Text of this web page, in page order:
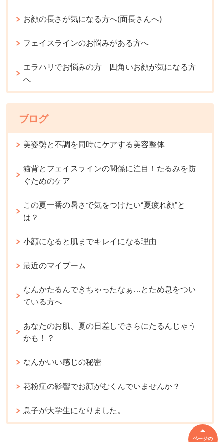
お顔の長さが気になる方へ(面長さんへ)
フェイスラインのお悩みがある方へ
エラハリでお悩みの方 四角いお顔が気になる方
へ
ブログ
美姿勢と不調を同時にケアする美容整体
猫背とフェイスラインの関係に注目！たるみを防
ぐためのケア
この夏一番の暑さで気をつけたい“夏疲れ顔”と
は？
小顔になると肌までキレイになる理由
最近のマイブーム
なんかたるんできちゃったなぁ…とため息をつい
ている方へ
あなたのお肌、夏の日差しでさらにたるんじゃう
かも！？
なんかいい感じの秘密
花粉症の影響でお顔がむくんでいませんか？
息子が大学生になりました。
ページの